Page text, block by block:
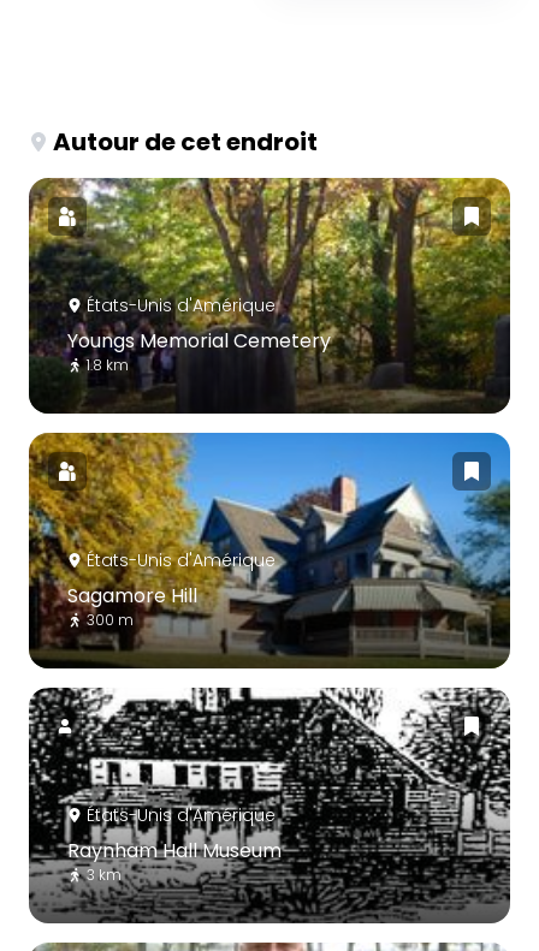
Autour de cet endroit
États-Unis d'Amérique
Youngs Memorial Cemetery
1.8 km
États-Unis d'Amérique
Sagamore Hill
300 m
États-Unis d'Amérique
Raynham Hall Museum
3 km